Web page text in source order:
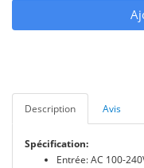
Description Avis
Spécification:
Entrée: AC 100-